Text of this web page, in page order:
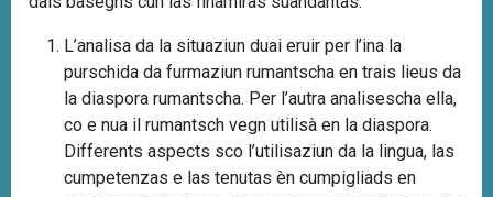
L’analisa da la situaziun duai eruir per l’ina la
purschida da furmaziun rumantscha en trais lieus da
la diaspora rumantscha. Per l’autra analisescha ella,
co e nua il rumantsch vegn utilisà en la diaspora.
Differents aspects sco l’utilisaziun da la lingua, las
cumpetenzas e las tenutas èn cumpigliads en